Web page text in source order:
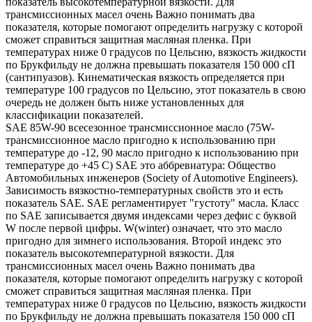
трансмиссионных масел очень Важно понимать два
показателя, которые помогают определить нагрузку с которой
сможет справиться защитная масляная пленка. При
температурах ниже 0 градусов по Цельсию, вязкость жидкости
по Брукфильду не должна превышать показателя 150 000 сП
(сантипуазов). Кинематическая вязкость определяется при
температуре 100 градусов по Цельсию, этот показатель в свою
очередь не должен быть ниже установленных для
классификации показателей.
SAE 85W-90 всесезонное трансмиссионное масло (75W-
трансмиссионное масло пригодно к использованию при
температуре до -12, 90 масло пригодно к использованию при
температуре до +45 С) SAE это аббревиатура: Общество
Автомобильных инженеров (Society of Automotive Engineers).
Зависимость вязкостно-температурных свойств это и есть
показатель SAE. SAE регламентирует "густоту" масла. Класс
по SAE записывается двумя индексами через дефис с буквой
W после первой цифры. W(winter) означает, что это масло
пригодно для зимнего использования. Второй индекс это
показатель высокотемпературной вязкости. Для
трансмиссионных масел очень Важно понимать два
показателя, которые помогают определить нагрузку с которой
сможет справиться защитная масляная пленка. При
температурах ниже 0 градусов по Цельсию, вязкость жидкости
по Брукфильду не должна превышать показателя 150 000 сП